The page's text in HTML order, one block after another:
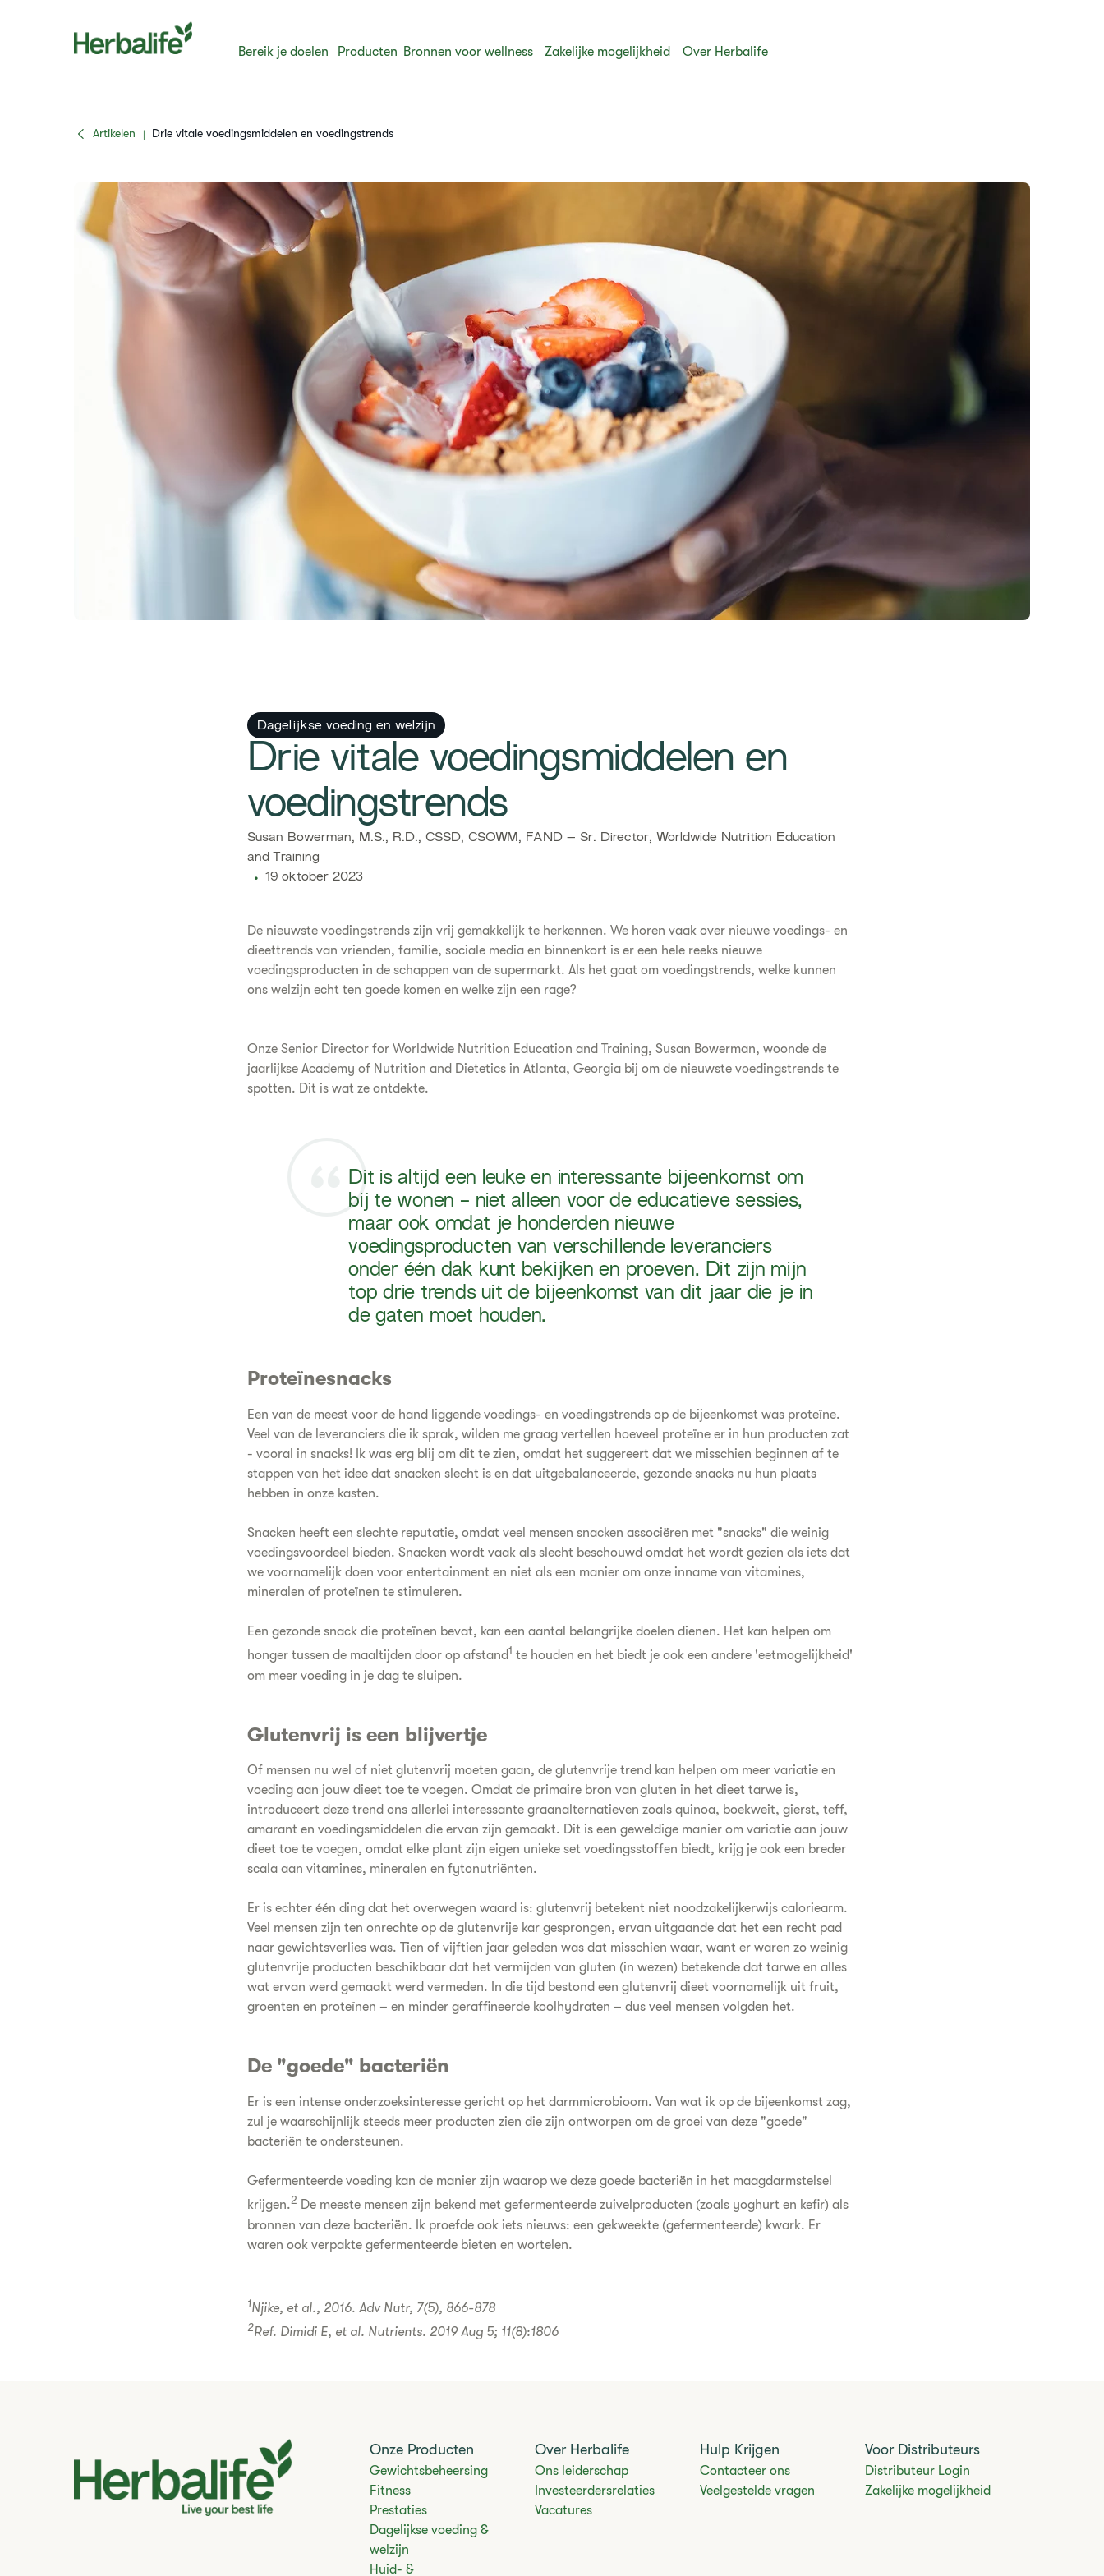
Bereik je doelen Producten Bronnen voor wellness Zakelijke mogelijkheid Over Herbalife
Artikelen | Drie vitale voedingsmiddelen en voedingstrends
Dagelijkse voeding en welzijn
Drie vitale voedingsmiddelen en
voedingstrends
​​Susan Bowerman, M.S., R.D., CSSD, CSOWM, FAND – Sr. Director, Worldwide Nutrition Education
and Training​
19 oktober 2023
De nieuwste voedingstrends zijn vrij gemakkelijk te herkennen. We horen vaak over nieuwe voedings- en
dieettrends van vrienden, familie, sociale media en binnenkort is er een hele reeks nieuwe
voedingsproducten in de schappen van de supermarkt. Als het gaat om voedingstrends, welke kunnen
ons welzijn echt ten goede komen en welke zijn een rage?
Onze Senior Director for Worldwide Nutrition Education and Training, Susan Bowerman, woonde de
jaarlijkse Academy of Nutrition and Dietetics in Atlanta, Georgia bij om de nieuwste voedingstrends te
spotten. Dit is wat ze ontdekte.
Dit is altijd een leuke en interessante bijeenkomst om
bij te wonen - niet alleen voor de educatieve sessies,
maar ook omdat je honderden nieuwe
voedingsproducten van verschillende leveranciers
onder één dak kunt bekijken en proeven. Dit zijn mijn
top drie trends uit de bijeenkomst van dit jaar die je in
de gaten moet houden.
Proteïnesnacks
Een van de meest voor de hand liggende voedings- en voedingstrends op de bijeenkomst was proteïne.
Veel van de leveranciers die ik sprak, wilden me graag vertellen hoeveel proteïne er in hun producten zat
- vooral in snacks! Ik was erg blij om dit te zien, omdat het suggereert dat we misschien beginnen af te
stappen van het idee dat snacken slecht is en dat uitgebalanceerde, gezonde snacks nu hun plaats
hebben in onze kasten.
Snacken heeft een slechte reputatie, omdat veel mensen snacken associëren met "snacks" die weinig
voedingsvoordeel bieden. Snacken wordt vaak als slecht beschouwd omdat het wordt gezien als iets dat
we voornamelijk doen voor entertainment en niet als een manier om onze inname van vitamines,
mineralen of proteïnen te stimuleren.
Een gezonde snack die proteïnen bevat, kan een aantal belangrijke doelen dienen. Het kan helpen om
honger tussen de maaltijden door op afstand1 te houden en het biedt je ook een andere 'eetmogelijkheid'
om meer voeding in je dag te sluipen.
Glutenvrij is een blijvertje
Of mensen nu wel of niet glutenvrij moeten gaan, de glutenvrije trend kan helpen om meer variatie en
voeding aan jouw dieet toe te voegen. Omdat de primaire bron van gluten in het dieet tarwe is,
introduceert deze trend ons allerlei interessante graanalternatieven zoals quinoa, boekweit, gierst, teff,
amarant en voedingsmiddelen die ervan zijn gemaakt. Dit is een geweldige manier om variatie aan jouw
dieet toe te voegen, omdat elke plant zijn eigen unieke set voedingsstoffen biedt, krijg je ook een breder
scala aan vitamines, mineralen en fytonutriënten.
Er is echter één ding dat het overwegen waard is: glutenvrij betekent niet noodzakelijkerwijs caloriearm.
Veel mensen zijn ten onrechte op de glutenvrije kar gesprongen, ervan uitgaande dat het een recht pad
naar gewichtsverlies was. Tien of vijftien jaar geleden was dat misschien waar, want er waren zo weinig
glutenvrije producten beschikbaar dat het vermijden van gluten (in wezen) betekende dat tarwe en alles
wat ervan werd gemaakt werd vermeden. In die tijd bestond een glutenvrij dieet voornamelijk uit fruit,
groenten en proteïnen – en minder geraffineerde koolhydraten – dus veel mensen volgden het.
De "goede" bacteriën
Er is een intense onderzoeksinteresse gericht op het darmmicrobioom. Van wat ik op de bijeenkomst zag,
zul je waarschijnlijk steeds meer producten zien die zijn ontworpen om de groei van deze "goede"
bacteriën te ondersteunen.
Gefermenteerde voeding kan de manier zijn waarop we deze goede bacteriën in het maagdarmstelsel
krijgen.2 De meeste mensen zijn bekend met gefermenteerde zuivelproducten (zoals yoghurt en kefir) als
bronnen van deze bacteriën. Ik proefde ook iets nieuws: een gekweekte (gefermenteerde) kwark. Er
waren ook verpakte gefermenteerde bieten en wortelen.
1Njike, et al., 2016. Adv Nutr, 7(5), 866-878
2Ref. Dimidi E, et al. Nutrients. 2019 Aug 5; 11(8):1806
Onze Producten
Gewichtsbeheersing
Fitness
Prestaties
Dagelijkse voeding &
welzijn
Huid- &
Over Herbalife
Ons leiderschap
Investeerdersrelaties
Vacatures
Hulp Krijgen
Contacteer ons
Veelgestelde vragen
Voor Distributeurs
Distributeur Login
Zakelijke mogelijkheid